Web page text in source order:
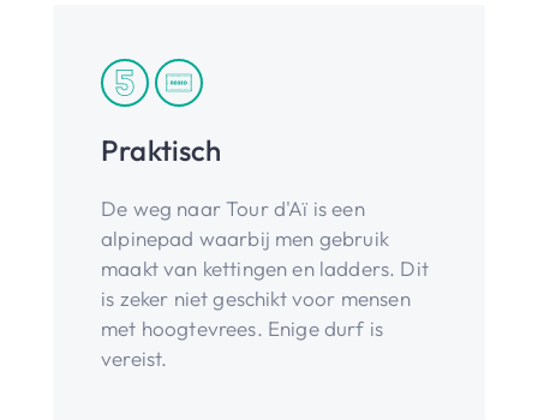
Praktisch
De weg naar Tour d'Aï is een
alpinepad waarbij men gebruik
maakt van kettingen en ladders. Dit
is zeker niet geschikt voor mensen
met hoogtevrees. Enige durf is
vereist.